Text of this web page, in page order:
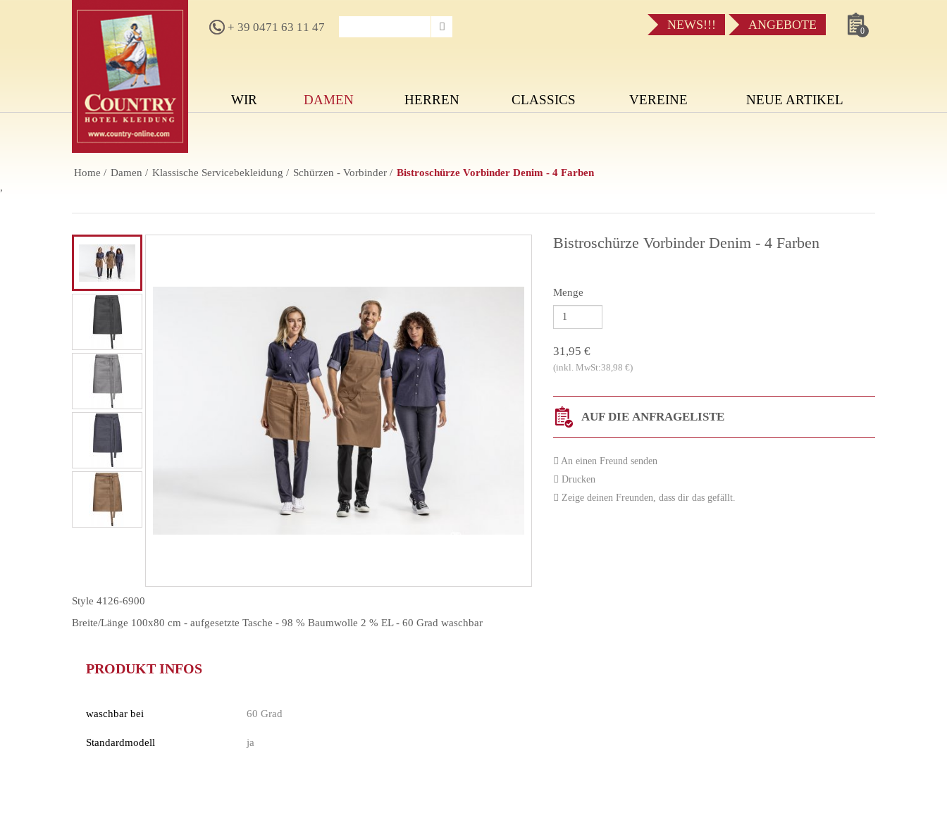
+ 39 0471 63 11 47 NEWS!!! ANGEBOTE 0
WIR DAMEN HERREN CLASSICS VEREINE NEUE ARTIKEL
Home Damen Klassische Servicebekleidung Schürzen - Vorbinder
Bistroschürze Vorbinder Denim - 4 Farben
,
Bistroschürze Vorbinder Denim - 4 Farben
Menge
31,95 €
(inkl. MwSt:38,98 €)
AUF DIE ANFRAGELISTE
An einen Freund senden
Drucken
Zeige deinen Freunden, dass dir das gefällt.
Style 4126-6900
Breite/Länge 100x80 cm - aufgesetzte Tasche - 98 % Baumwolle 2 % EL - 60 Grad waschbar
PRODUKT INFOS
waschbar bei 60 Grad
Standardmodell ja